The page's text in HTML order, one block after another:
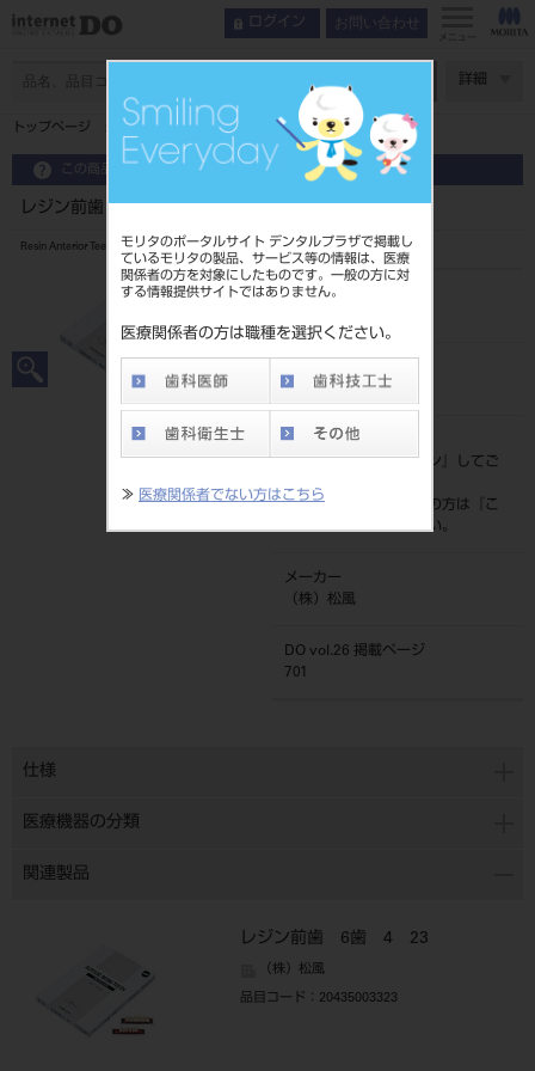
モリタのポータルサイト デンタルプラザで掲載し
ているモリタの製品、サービス等の情報は、医療
関係者の方を対象にしたものです。一般の方に対
する情報提供サイトではありません。
医療関係者の方は職種を選択ください。
≫ 医療関係者でない方はこちら
ログイン お問い合わせ
メニュー
詳細
トップページ レジン前歯 6歯 56 534
この商品に関するお問い合わせ
レジン前歯 6歯 56 534
Resin Anterior Teeth
品目コード
4548162007995
標準価格
価格の確認は『ログイン
』してご
ネット会員登録がまだの方は『
こ
ちら』より登録ください。
メーカー
（株）松風
DO vol.26 掲載ページ
701
仕様
医療機器の分類
関連製品
レジン前歯 6歯 4 23
（株）松風
品目コード ：20435003323